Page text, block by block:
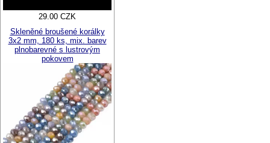
29.00 CZK
Skleněné broušené korálky
3x2 mm, 180 ks, mix. barev
plnobarevné s lustrovým
pokovem